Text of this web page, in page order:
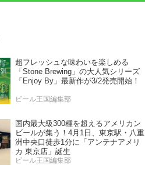
超フレッシュな味わいを楽しめる
「Stone Brewing」の大人気シリーズ
「Enjoy By」最新作が3/2発売開始！
ビール王国編集部
国内最大級300種を超えるアメリカン
ビールが集う！4月1日、東京駅・八重
洲中央口徒歩1分に「アンテナアメリ
カ 東京店」誕生
ビール王国編集部